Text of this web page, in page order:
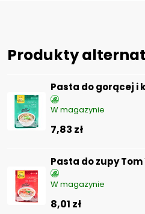
Produkty
Pasta do gorącej i
W magazynie
7,83 zł
Pasta do zupy Tom
W magazynie
8,01 zł